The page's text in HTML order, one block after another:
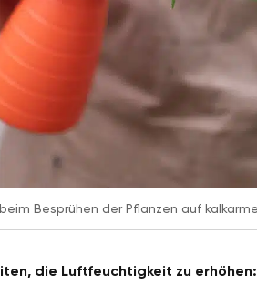
Besprühen der Pflanzen auf
die Luftfeuchtigkeit zu erhöhen: